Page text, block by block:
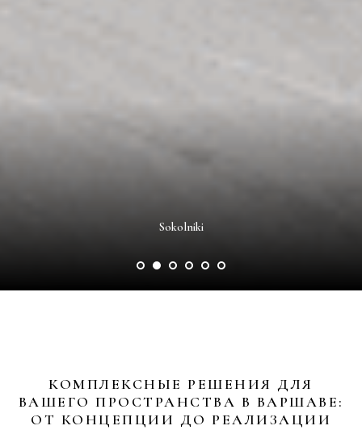
Sokolniki
КОМПЛЕКСНЫЕ РЕШЕНИЯ ДЛЯ
ВАШЕГО ПРОСТРАНСТВА В ВАРШАВЕ:
ОТ КОНЦЕПЦИИ ДО РЕАЛИЗАЦИИ